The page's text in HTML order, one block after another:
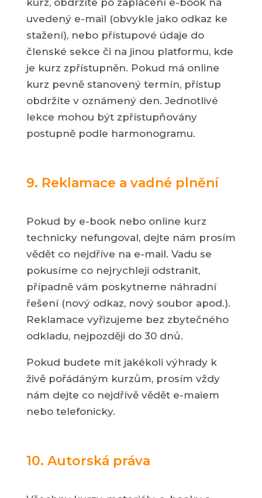
kurz, obdržíte po zaplacení e-book na
uvedený e-mail (obvykle jako odkaz ke
stažení), nebo přístupové údaje do
členské sekce či na jinou platformu, kde
je kurz zpřístupněn. Pokud má online
kurz pevně stanovený termín, přístup
obdržíte v oznámený den. Jednotlivé
lekce mohou být zpřístupňovány
postupně podle harmonogramu.
9. Reklamace a vadné plnění
Pokud by e-book nebo online kurz
technicky nefungoval, dejte nám prosím
vědět co nejdříve na e-mail. Vadu se
pokusíme co nejrychleji odstranit,
případně vám poskytneme náhradní
řešení (nový odkaz, nový soubor apod.).
Reklamace vyřizujeme bez zbytečného
odkladu, nejpozději do 30 dnů.
Pokud budete mít jakékoli výhrady k
živě pořádáným kurzům, prosím vždy
nám dejte co nejdřívě vědět e-maiem
nebo telefonicky.
10. Autorská práva